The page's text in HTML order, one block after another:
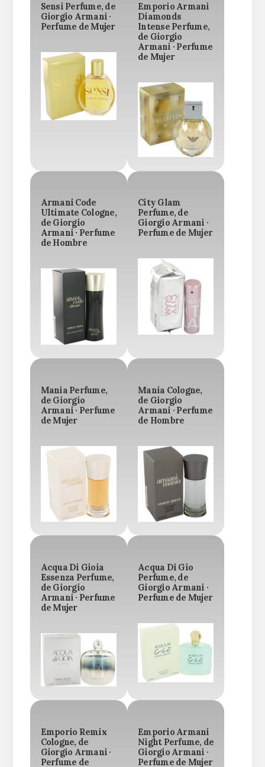
Sensi Perfume, de
Giorgio Armani ·
Perfume de Mujer
Emporio Armani
Diamonds
Intense Perfume,
de Giorgio
Armani · Perfume
de Mujer
Armani Code
Ultimate Cologne,
de Giorgio
Armani · Perfume
de Hombre
City Glam
Perfume, de
Giorgio Armani ·
Perfume de Mujer
Mania Perfume,
de Giorgio
Armani · Perfume
de Mujer
Mania Cologne,
de Giorgio
Armani · Perfume
de Hombre
Acqua Di Gioia
Essenza Perfume,
de Giorgio
Armani · Perfume
de Mujer
Acqua Di Gio
Perfume, de
Giorgio Armani ·
Perfume de Mujer
Emporio Remix
Cologne, de
Giorgio Armani ·
Perfume de
Emporio Armani
Night Perfume, de
Giorgio Armani ·
Perfume de Mujer